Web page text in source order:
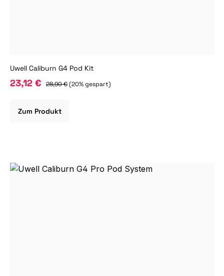
Uwell Caliburn G4 Pod Kit
23,12 € 28,90 €(20% gespart)
Zum Produkt